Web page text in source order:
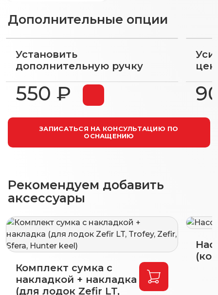
Дополнительные опции
Установить
дополнительную ручку
550 ₽
ЗАПИСАТЬСЯ НА КОНСУЛЬТАЦИЮ ПО
ОСНАЩЕНИЮ
Рекомендуем добавить
аксессуары
Комплект сумка с
накладкой + накладка
(для лодок Zefir LT,